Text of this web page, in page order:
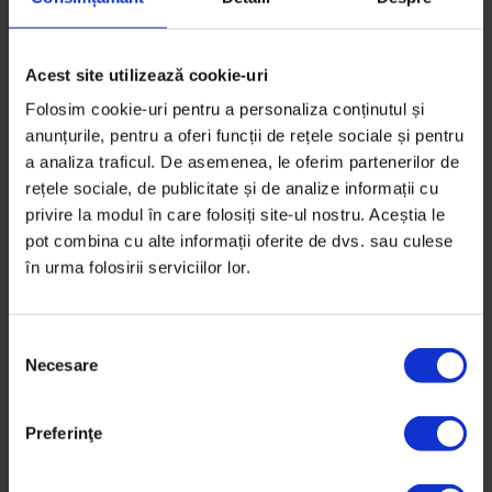
Acest site utilizează cookie-uri
Folosim cookie-uri pentru a personaliza conținutul și
anunțurile, pentru a oferi funcții de rețele sociale și pentru
a analiza traficul. De asemenea, le oferim partenerilor de
rețele sociale, de publicitate și de analize informații cu
privire la modul în care folosiți site-ul nostru. Aceștia le
pot combina cu alte informații oferite de dvs. sau culese
în urma folosirii serviciilor lor.
Necesare
Preferinţe
gândit ca fiind o parte importantă din experiența
umană, este, de fapt, o parte centrală a ei? Cred că
acest punct de plecare e foarte interesant din punct
de vedere intelectual.
DoR:Cum a fost momentul când ai descoperit că ce
scrii din experiența ta personală contează și că este
important și pentru tine și pentru alții?
facultății, iar ea mi-a zis: „Eu chiar nu înțeleg de ce
povestea mea este mai importantă decât a lui sau a
ei?” – și a arătat către oamenii care treceau prin
campus.